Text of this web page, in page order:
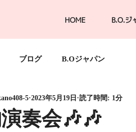
HOME B.O.ジ
ブログ B.Oジャパン
奏会🎶🎶
5 2023年5月19日 読了時間: 1分